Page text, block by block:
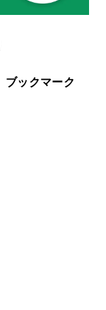
ブックマーク